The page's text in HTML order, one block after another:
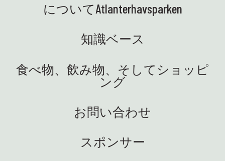
についてAtlanterhavsparken
知識ベース
食べ物、飲み物、そしてショッピ
ング
お問い合わせ
スポンサー